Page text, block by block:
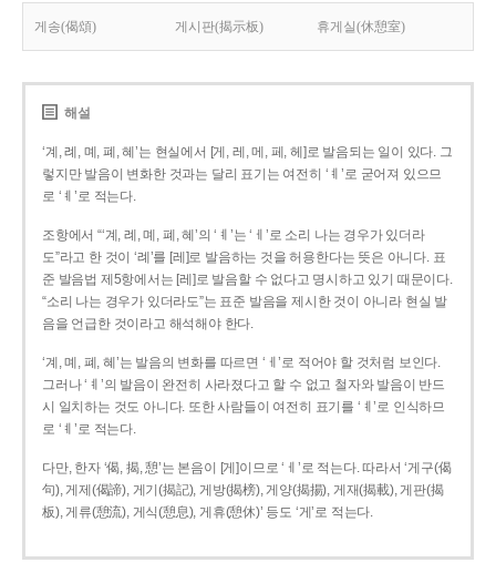
게송(偈頌) 게시판(揭示板) 휴게실(休憩室)
해설
‘계, 례, 몌, 폐, 혜’는 현실에서 [게, 레, 메, 페, 헤]로 발음되는 일이 있다. 그
렇지만 발음이 변화한 것과는 달리 표기는 여전히 ‘ㅖ’로 굳어져 있으므
로 ‘ㅖ’로 적는다.
조항에서 “‘계, 례, 몌, 폐, 혜’의 ‘ㅖ’는 ‘ㅔ’로 소리 나는 경우가 있더라
도”라고 한 것이 ‘례’를 [레]로 발음하는 것을 허용한다는 뜻은 아니다. 표
준 발음법 제5항에서는 [레]로 발음할 수 없다고 명시하고 있기 때문이다.
“소리 나는 경우가 있더라도”는 표준 발음을 제시한 것이 아니라 현실 발
음을 언급한 것이라고 해석해야 한다.
‘계, 몌, 폐, 혜’는 발음의 변화를 따르면 ‘ㅔ’로 적어야 할 것처럼 보인다.
그러나 ‘ㅖ’의 발음이 완전히 사라졌다고 할 수 없고 철자와 발음이 반드
시 일치하는 것도 아니다. 또한 사람들이 여전히 표기를 ‘ㅖ’로 인식하므
로 ‘ㅖ’로 적는다.
다만, 한자 ‘偈, 揭, 憩’는 본음이 [게]이므로 ‘ㅔ’로 적는다. 따라서 ‘게구(偈
句), 게제(偈諦), 게기(揭記), 게방(揭榜), 게양(揭揚), 게재(揭載), 게판(揭
板), 게류(憩流), 게식(憩息), 게휴(憩休)’ 등도 ‘게’로 적는다.